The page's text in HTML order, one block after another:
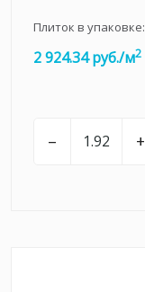
Плиток в упаковке:
2 924.34 руб./м2
– +